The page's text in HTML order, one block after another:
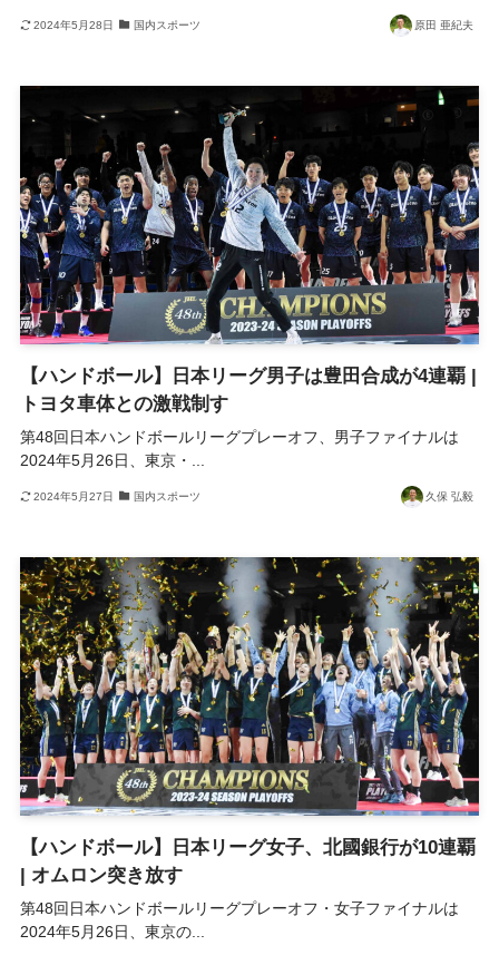
2024年5月28日 国内スポーツ 原田 亜紀夫
【ハンドボール】日本リーグ男子は豊田合成が4連覇 |
トヨタ車体との激戦制す
第48回日本ハンドボールリーグプレーオフ、男子ファイナルは
2024年5月26日、東京・...
2024年5月27日 国内スポーツ 久保 弘毅
【ハンドボール】日本リーグ女子、北國銀行が10連覇
| オムロン突き放す
第48回日本ハンドボールリーグプレーオフ・女子ファイナルは
2024年5月26日、東京の...